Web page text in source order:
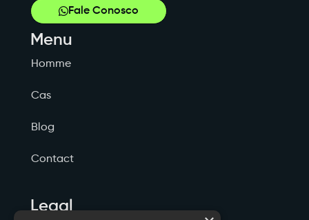
Fale Conosco
Menu
Homme
Cas
Blog
Contact
Legal